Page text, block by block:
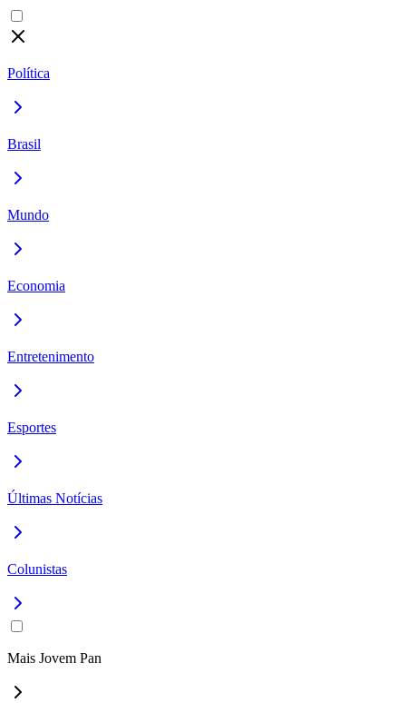
Política
Brasil
Mundo
Economia
Entretenimento
Esportes
Últimas Notícias
Colunistas
Mais Jovem Pan